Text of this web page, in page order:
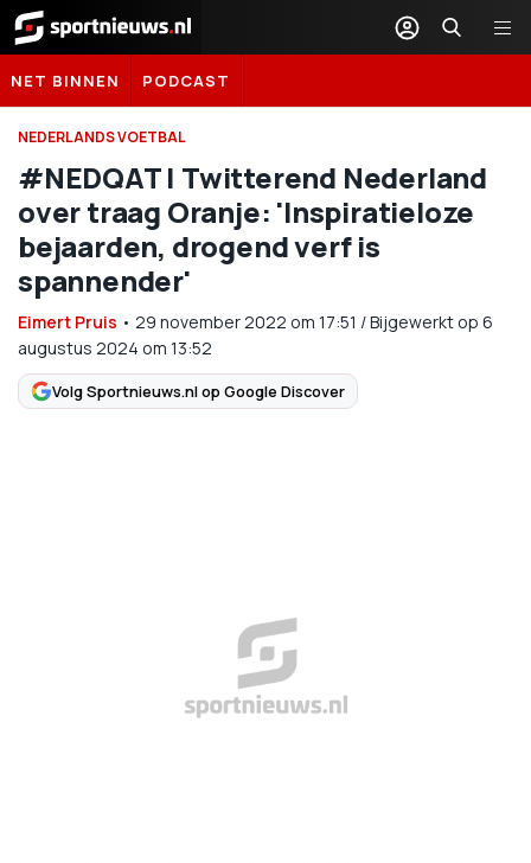
Sportnieuws.nl
NET BINNEN PODCAST
NEDERLANDS VOETBAL
#NEDQAT | Twitterend Nederland
over traag Oranje: 'Inspiratieloze
bejaarden, drogend verf is
spannender'
Eimert Pruis • 29 november 2022 om 17:51 /Bijgewerkt op 6
augustus 2024 om 13:52
Volg Sportnieuws.nl op Google Discover